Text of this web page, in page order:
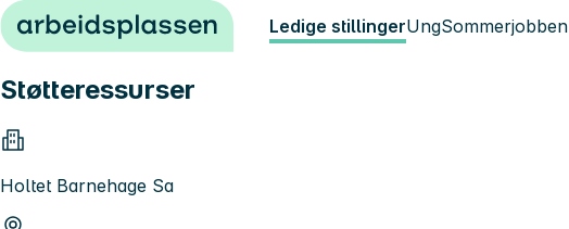
Hopp til innhold Ledige stillingerUngSommerjobben
Støtteressurser
Holtet Barnehage Sa